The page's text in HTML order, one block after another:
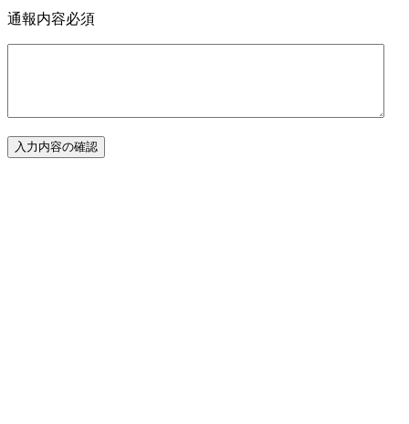
通報内容必須